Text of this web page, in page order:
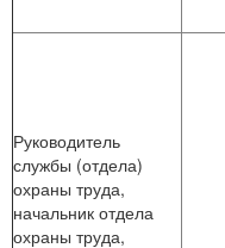
Руководитель
службы (отдела)
охраны труда,
начальник отдела
охраны труда,